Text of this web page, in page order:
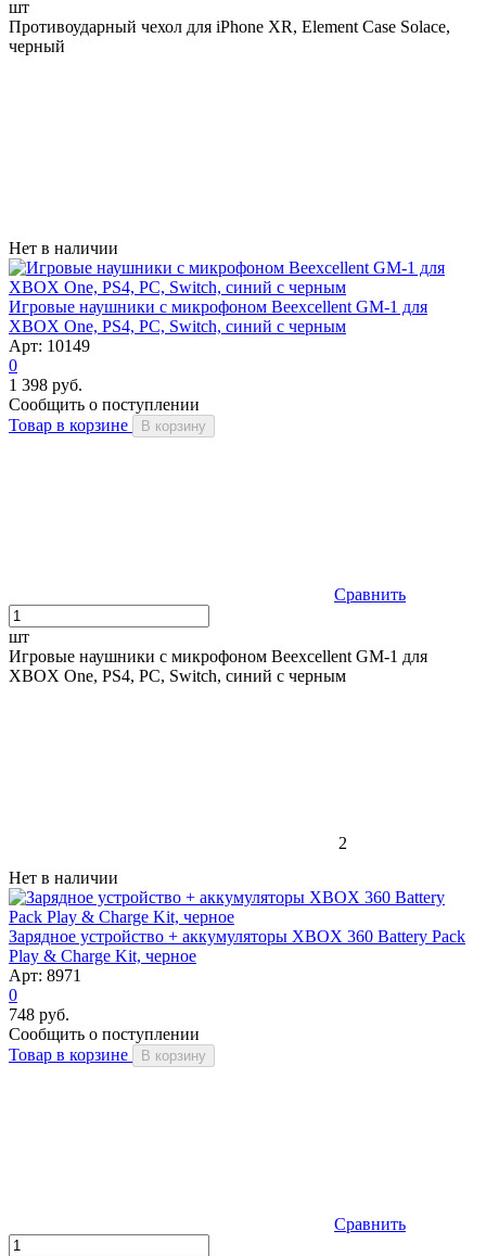
шт
Противоударный чехол для iPhone XR, Element Case Solace,
черный
Нет в наличии
Игровые наушники с микрофоном Beexcellent GM-1 для
XBOX One, PS4, PC, Switch, синий с черным
Арт: 10149
0
1 398 руб.
Сообщить о поступлении
Товар в корзине
В корзину
Сравнить
шт
Игровые наушники с микрофоном Beexcellent GM-1 для
XBOX One, PS4, PC, Switch, синий с черным
2
Нет в наличии
Зарядное устройство + аккумуляторы XBOX 360 Battery Pack
Play & Charge Kit, черное
Арт: 8971
0
748 руб.
Сообщить о поступлении
Товар в корзине
В корзину
Сравнить